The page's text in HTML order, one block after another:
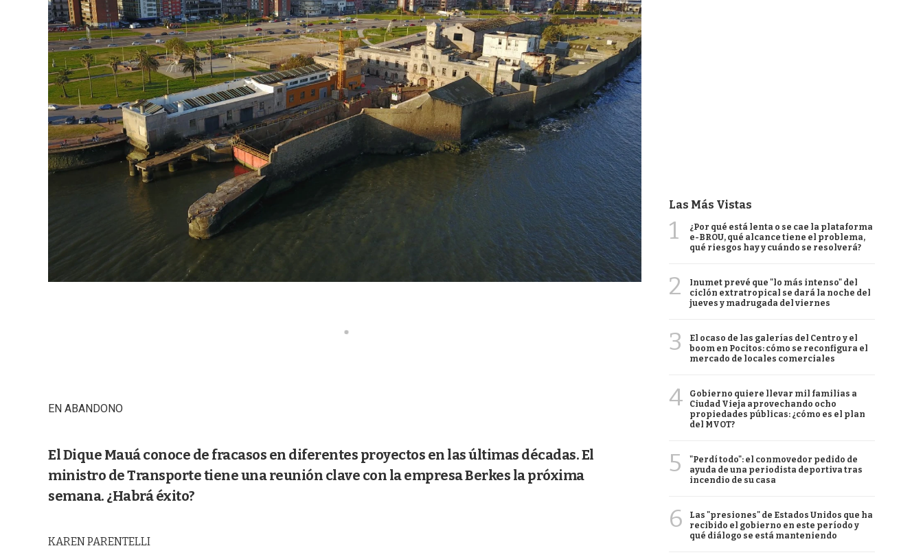
EN ABANDONO
El Dique Mauá conoce de fracasos en diferentes proyectos en las últimas décadas. El
ministro de Transporte tiene una reunión clave con la empresa Berkes la próxima
semana. ¿Habrá éxito?
KAREN PARENTELLI
Las Más Vistas
1
¿Por qué está lenta o se cae la plataforma
e-BROU, qué alcance tiene el problema,
qué riesgos hay y cuándo se resolverá?
2
Inumet prevé que "lo más intenso" del
ciclón extratropical se dará la noche del
jueves y madrugada del viernes
3
El ocaso de las galerías del Centro y el
boom en Pocitos: cómo se reconfigura el
mercado de locales comerciales
4
Gobierno quiere llevar mil familias a
Ciudad Vieja aprovechando ocho
propiedades públicas: ¿cómo es el plan
del MVOT?
5
"Perdí todo": el conmovedor pedido de
ayuda de una periodista deportiva tras
incendio de su casa
6
Las "presiones" de Estados Unidos que ha
recibido el gobierno en este período y
qué diálogo se está manteniendo